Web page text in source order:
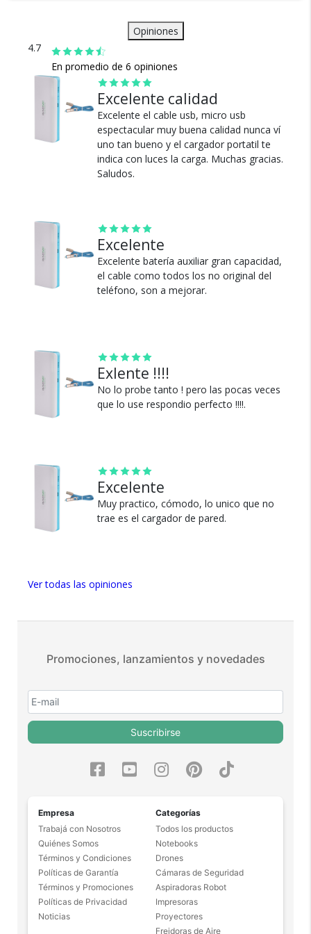
Indicador de estado de bateria
2 puertos usb 2.0
1 puerto micro usb
Cable Adapatador IOS/Android
Garantía: 1 Año
Opiniones
4.7
En promedio de 6 opiniones
Excelente calidad
Excelente el cable usb, micro usb
espectacular muy buena calidad nunca ví
uno tan bueno y el cargador portatil te
indica con luces la carga. Muchas gracias.
Saludos.
Excelente
Excelente batería auxiliar gran capacidad,
el cable como todos los no original del
teléfono, son a mejorar.
Exlente !!!!
No lo probe tanto ! pero las pocas veces
que lo use respondio perfecto !!!!.
Excelente
Muy practico, cómodo, lo unico que no
trae es el cargador de pared.
Ver todas las opiniones
Envío
Asegurado
Todos nuestros envíos
cuentan con seguro total.
Cambios y Devoluciones
dinero.
¿Por qué estamos tan
seguros?
5 estrellas de 5 en Facebook.
Seguro de cobertura en tus
nosotros.
Promociones, lanzamientos y novedades
Suscribirse
Empresa
Trabajá con Nosotros
Quiénes Somos
Términos y Condiciones
Políticas de Garantía
Términos y Promociones
Políticas de Privacidad
Noticias
Categorías
Todos los productos
Notebooks
Drones
Cámaras de Seguridad
Aspiradoras Robot
Impresoras
Proyectores
Freidoras de Aire